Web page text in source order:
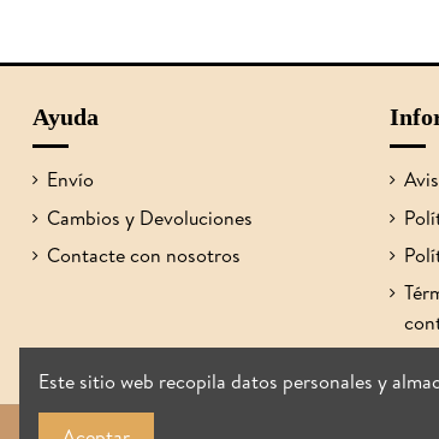
Ayuda
Envío
Cambios y Devoluciones
Contacte con nosotros
Este sitio web recopila datos personales y